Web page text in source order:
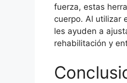
fuerza, estas
cuerpo. Al utilizar
les ayuden a
rehabilitación y